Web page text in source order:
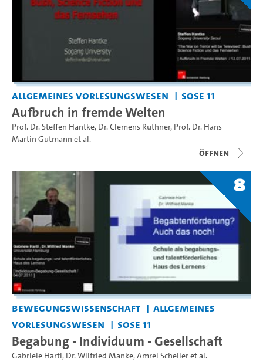
Allgemeines Vorlesungswesen SoSe 11
Aufbruch in fremde Welten
Prof. Dr. Steffen Hantke, Dr. Clemens Ruthner, Prof. Dr. Hans-
Martin Gutmann et al.
Öffnen
8
Bewegungswissenschaft
Allgemeines
Vorlesungswesen
SoSe 11
Begabung - Individuum - Gesellschaft
Gabriele Hartl, Dr. Wilfried Manke,Amrei Schelleret al.